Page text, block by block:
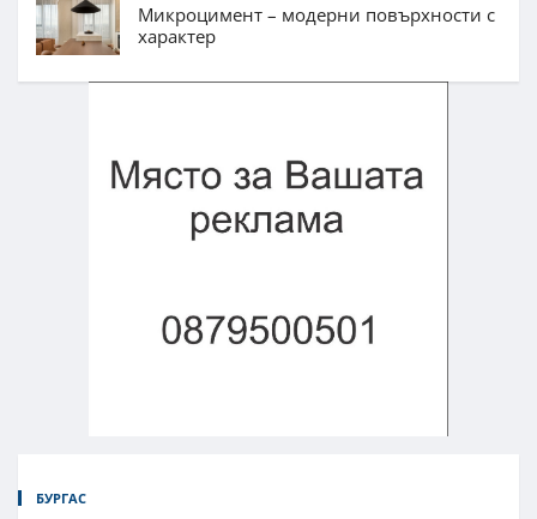
Микроцимент – модерни повърхности с
характер
БУРГАС